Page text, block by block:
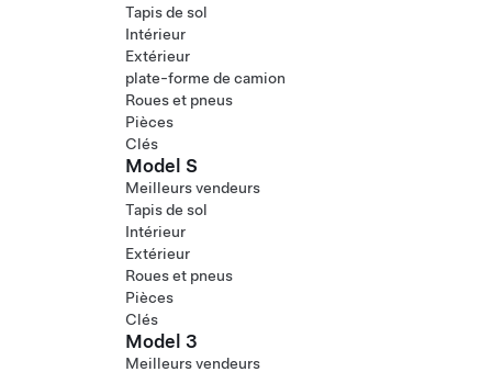
Tapis de sol
Intérieur
Extérieur
plate-forme de camion
Roues et pneus
Pièces
Clés
Model S
Meilleurs vendeurs
Tapis de sol
Intérieur
Extérieur
Roues et pneus
Pièces
Clés
Model 3
Meilleurs vendeurs